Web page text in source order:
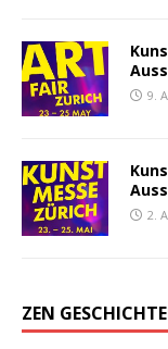
9.
2.
ZEN